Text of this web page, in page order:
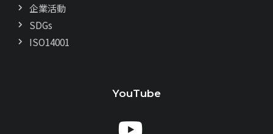
企業活動
SDGs
ISO14001
YouTube